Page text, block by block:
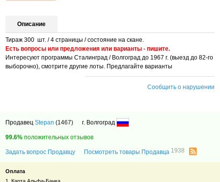
Описание
Тираж 300 шт. / 4 страницы / состояние на скане.
Есть вопросы или предложения или варианты - пишите.
Интересуют программы Сталинград / Волгоград до 1967 г. (выезд до 82-го
выборочно), смотрите другие лоты. Предлагайте варианты
Сообщить о нарушении
ПродавецStepan (1467) г. Волгоград
99.6% положительных отзывов
Задать вопрос Продавцу Посмотреть товары Продавца 1938
Оплата